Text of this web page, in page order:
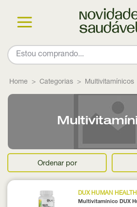
Home Categorias Multivitamínicos
Ordenar por
DUX HUMAN HEALTH
Multivitamínico DUX